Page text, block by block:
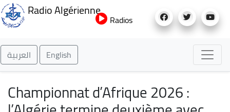
au
Radio Algérienne
Radios
العربية English
Championnat d’Afrique 2026 :